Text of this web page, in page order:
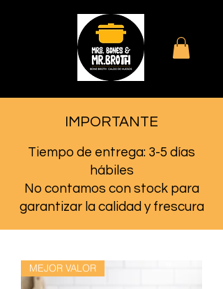
IMPORTANTE
Tiempo de entrega: 3-5 días
hábiles
No contamos con stock para
garantizar la calidad y frescura
MEJOR VALOR